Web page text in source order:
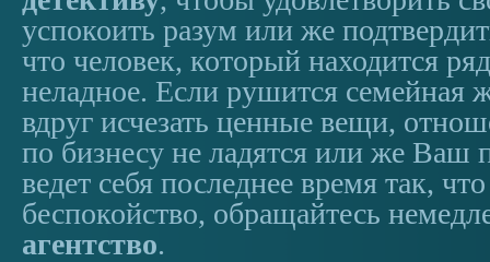
успокоить разум или же
что человек, который находится
неладное. Если рушится семейная
вдруг исчезать ценные вещи,
по бизнесу не ладятся или же Ваш
ведет себя последнее время так,
беспокойство, обращайтесь
агентство.